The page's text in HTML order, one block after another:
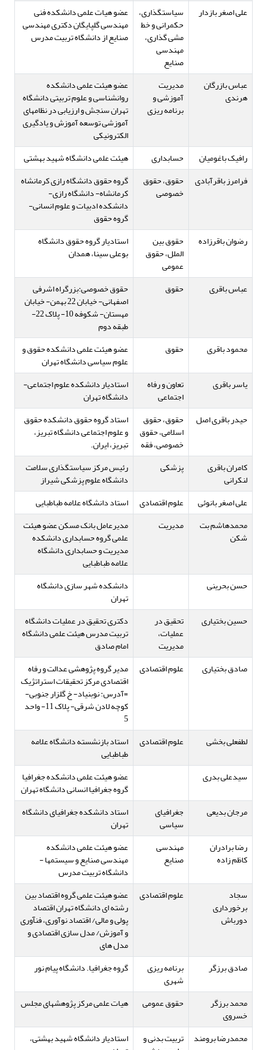
علی اصغر بازدار سیاستگذاری،
حکمرانی و خط
مشی گذاری،
مهندسی
صنایع
عضو هیات علمی دانشکده فنی
مهندسی گلپایگان دکتری مهندسی
صنایع از دانشگاه تربیت مدرس
عباس بازرگان
هرندی
مدیریت
آموزشی و
برنامه ریزی
عضو هیئت علمی دانشکده
روانشناسی و علوم تربیتی دانشگاه
تهران سنجش و ارزیابی در نظام­های
آموزشی توسعه آموزش و یادگیری
الکترونیکی
رافیک باغومیان
حسابداری
هیئت علمی دانشگاه شهید بهشتی
فرامرز باقرآبادی
حقوق، حقوق
خصوصی
گروه حقوق دانشگاه رازی کرمانشاه
کرمانشاه- دانشگاه رازی-
دانشکده ادبیات و علوم انسانی-
گروه حقوق
رضوان باقرزاده
حقوق بین
الملل، حقوق
عمومی
استادیار گروه حقوق دانشگاه
بوعلی سینا، همدان
عباس باقری حقوق حقوق خصوصی:بزرگراه اشرفی
اصفهانی- خیابان 22 بهمن- خیابان
مهستان- شکوفه 10- پلاک 22-
طبقه دوم
محمود باقری
حقوق عضو هیئت علمی دانشکده حقوق و
علوم سیاسی دانشگاه تهران
یاسر باقری
تعاون‌ و رفاه‌
اجتماعی
استادیار دانشکده علوم اجتماعی-
دانشگاه تهران
حیدر باقری اصل
حقوق، حقوق
اسلامی، حقوق
خصوصی، فقه
استاد گروه حقوق دانشکده حقوق
و علوم اجتماعی دانشگاه تبریز،
تبریز، ایران.
کامران باقری
لنکرانی
پزشکی رئیس مرکز سیاستگذاری سلامت
دانشگاه علوم پزشکی شیراز
علی اصغر بانوئی
علوم اقتصادی
استاد دانشگاه علامه طباطبایی
محمدهاشم بت
شکن
مدیریت مدیرعامل بانک مسکن عضو هیئت
علمی گروه حسابداری دانشکده
مدیریت و حسابداری دانشگاه
علامه طباطبایی
حسن بحرینی
دانشکده شهر سازی دانشگاه
تهران
حسین بختیاری
تحقیق در
عملیات،
مدیریت
دکتری تحقیق در عملیات دانشگاه
تربیت مدرس هیئت علمی دانشگاه
امام صادق
صادق بختیاری
علوم اقتصادی مدیر گروه پژوهشی عدالت و رفاه
اقتصادی مرکز تحقیقات استراتژیک
=آدرس: نوبنیاد- خ گلزار جنوبی-
کوچه لادن شرقی- پلاک 11- واحد
5
لطفعلی بخشی
علوم اقتصادی استاد بازنشسته دانشگاه علامه
طباطبایی
سیدعلی بدری
عضو هیئت علمی دانشکده جغرافیا
گروه جغرافیا انسانی دانشگاه تهران
مرجان بدیعی
جغرافیای
سیاسی
استاد دانشکده جغرافیای دانشگاه
تهران
رضا برادران
کاظم زاده
مهندسی
صنایع
عضو هیئت علمی دانشکده
مهندسی صنایع و سیستمها -
دانشگاه تربیت مدرس
سجاد
برخورداری
دورباش
علوم اقتصادی عضو هیئت علمی گروه اقتصاد بین
رشته ای دانشگاه تهران اقتصاد
پولی و مالی/ اقتصاد نوآوری، فنآوری
و آموزش/ مدل سازی اقتصادی و
مدل های
صادق برزگر
برنامه ریزی
شهری
گروه جغرافیا. دانشگاه پیام نور
محمد برزگر
خسروی
حقوق عمومی هیات علمی مرکز پژوهشهای مجلس
محمدرضا برومند تربیت بدنی و استادیار دانشگاه شهید بهشتی،